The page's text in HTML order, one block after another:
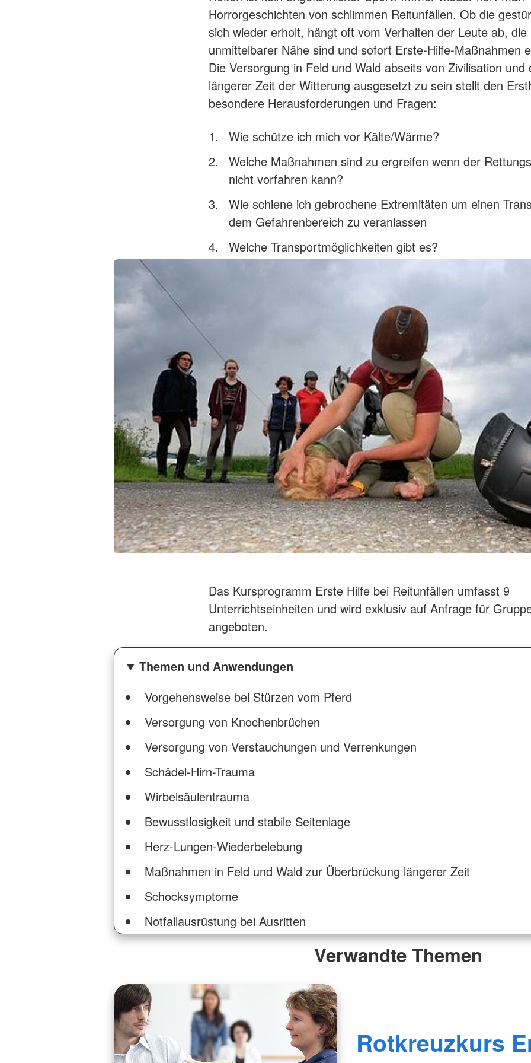
Horrorgeschichten von schlimmen Reitunfällen. Ob die
sich wieder erholt, hängt oft vom Verhalten der Leute ab, die
unmittelbarer Nähe sind und sofort Erste-Hilfe-Maßnahmen
Die Versorgung in Feld und Wald abseits von Zivilisation und
längerer Zeit der Witterung ausgesetzt zu sein stellt den
besondere Herausforderungen und Fragen:
Wie schütze ich mich vor Kälte/Wärme?
Welche Maßnahmen sind zu ergreifen wenn der
nicht vorfahren kann?
Wie schiene ich gebrochene Extremitäten um einen
dem Gefahrenbereich zu veranlassen
Welche Transportmöglichkeiten gibt es?
Das Kursprogramm Erste Hilfe bei Reitunfällen umfasst 9
Unterrichtseinheiten und wird exklusiv auf Anfrage für
angeboten.
Themen und Anwendungen
Vorgehensweise bei Stürzen vom Pferd
Versorgung von Knochenbrüchen
Versorgung von Verstauchungen und Verrenkungen
Schädel-Hirn-Trauma
Wirbelsäulentrauma
Bewusstlosigkeit und stabile Seitenlage
Herz-Lungen-Wiederbelebung
Maßnahmen in Feld und Wald zur Überbrückung längerer Zeit
Schocksymptome
Notfallausrüstung bei Ausritten
Verwandte Themen
Rotkreuzkurs